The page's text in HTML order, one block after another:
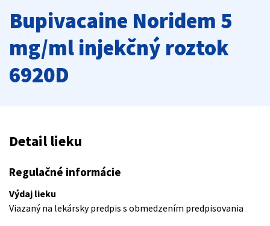
Bupivacaine Noridem 5
mg/ml injekčný roztok
6920D
Detail lieku
Regulačné informácie
Výdaj lieku
Viazaný na lekársky predpis s obmedzením predpisovania